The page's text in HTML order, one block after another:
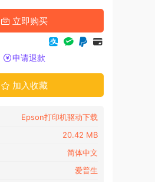
立即购买
申请退款
加入收藏
Epson打印机驱动下载
20.42 MB
简体中文
爱普生